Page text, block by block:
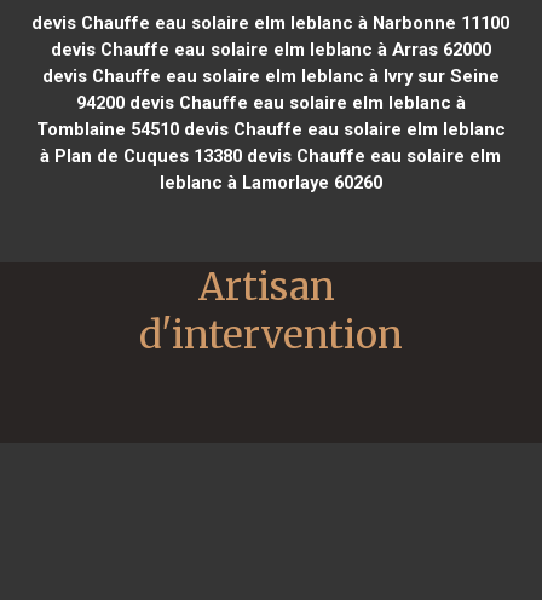
devis Chauffe eau solaire elm leblanc à Narbonne 11100
devis Chauffe eau solaire elm leblanc à Arras 62000
devis Chauffe eau solaire elm leblanc à Ivry sur Seine
94200devis Chauffe eau solaire elm leblanc à
Tomblaine 54510devis Chauffe eau solaire elm leblanc
à Plan de Cuques 13380 devis Chauffe eau solaire elm
leblanc à Lamorlaye 60260
Artisan
d'intervention